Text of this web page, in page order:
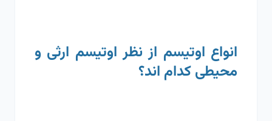
انواع اوتیسم از نظر اوتیسم ارثی و
محیطی کدام اند؟